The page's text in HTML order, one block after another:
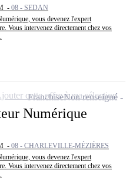
- 08 - SEDAN
vous devenez l'expert
Vous intervenez directement chez vos
Numérique
- 08 - CHARLEVILLE-MÉZIÈRES
vous devenez l'expert
Vous intervenez directement chez vos
FranchiseNon renseigné
cette offre à ma sélection